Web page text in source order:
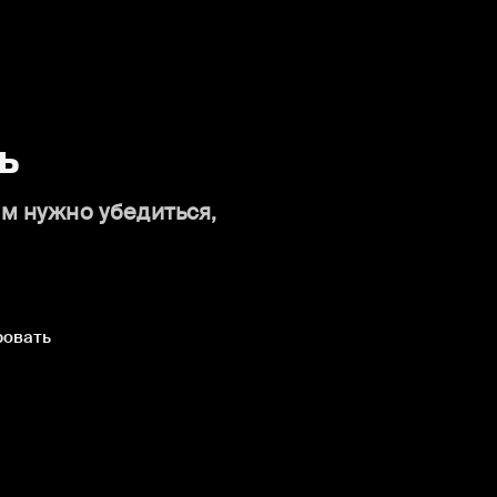
нужно убедиться,